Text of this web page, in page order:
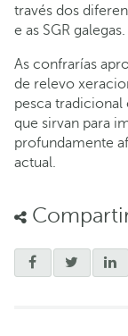
través dos
e as SGR galegas.
As confrarías
de relevo
pesca tradicional
que sirvan para
profundamente
actual.